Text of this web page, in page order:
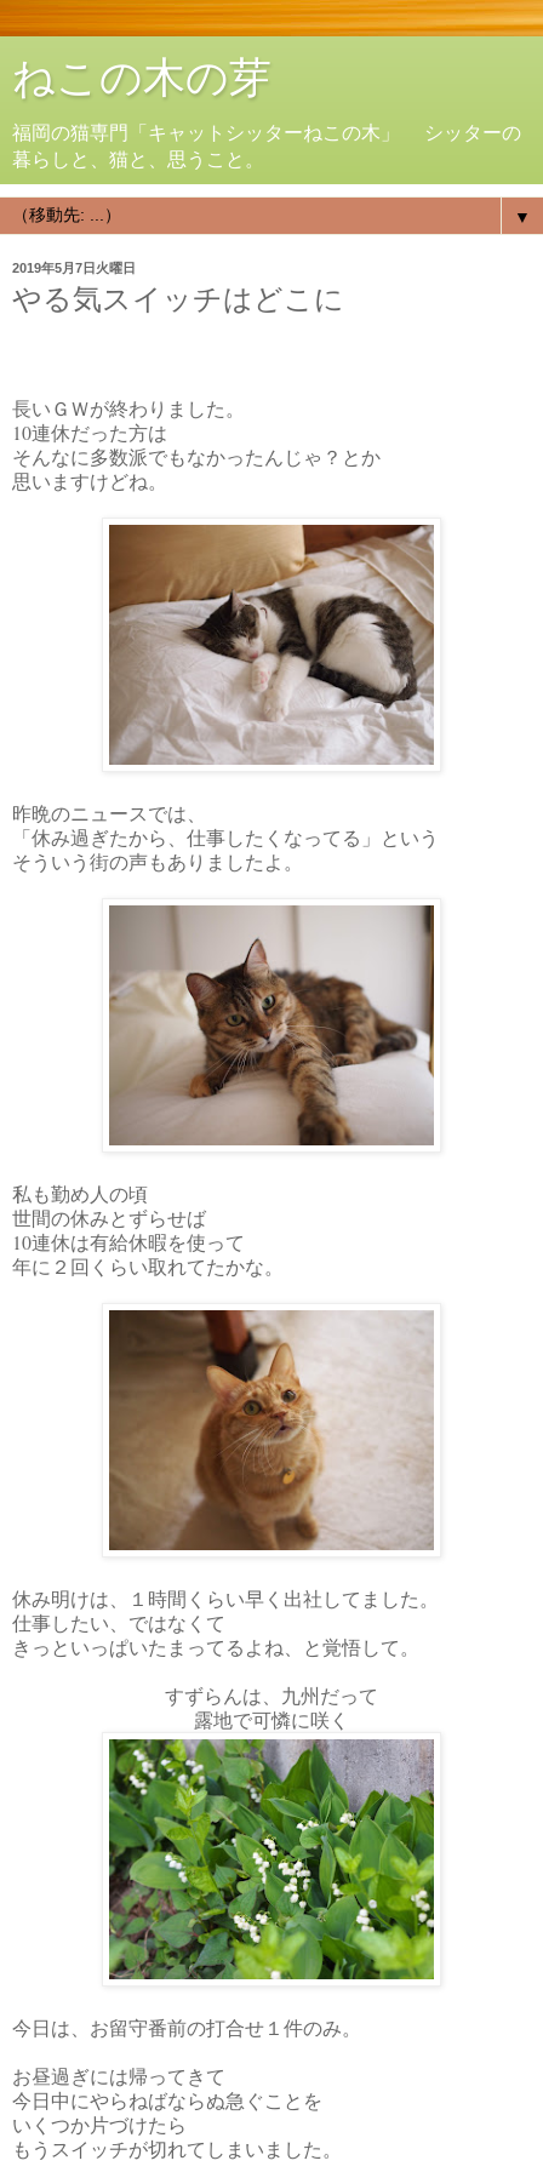
ねこの木の芽
福岡の猫専門「キャットシッターねこの木」 シッターの
暮らしと、猫と、思うこと。
▼
2019年5月7日火曜日
やる気スイッチはどこに
長いＧＷが終わりました。
10連休だった方は
そんなに多数派でもなかったんじゃ？とか
思いますけどね。
昨晩のニュースでは、
「休み過ぎたから、仕事したくなってる」という
そういう街の声もありましたよ。
私も勤め人の頃
世間の休みとずらせば
10連休は有給休暇を使って
年に２回くらい取れてたかな。
休み明けは、１時間くらい早く出社してました。
仕事したい、ではなくて
きっといっぱいたまってるよね、と覚悟して。
すずらんは、九州だって
露地で可憐に咲く
今日は、お留守番前の打合せ１件のみ。
お昼過ぎには帰ってきて
今日中にやらねばならぬ急ぐことを
いくつか片づけたら
もうスイッチが切れてしまいました。